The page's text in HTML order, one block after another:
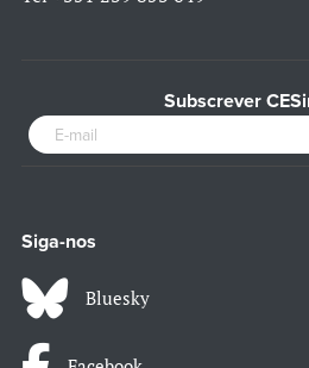
Subscrever
Siga-nos
Bluesky